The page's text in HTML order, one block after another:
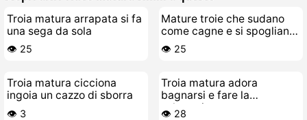
Troia matura arrapata si fa
una sega da sola
👁️ 25
Mature troie che sudano
come cagne e si spogliano
nude
👁️ 25
Troia matura cicciona
ingoia un cazzo di sborra
👁️ 3
Troia matura adora
bagnarsi e fare la
selvaggia
👁️ 28